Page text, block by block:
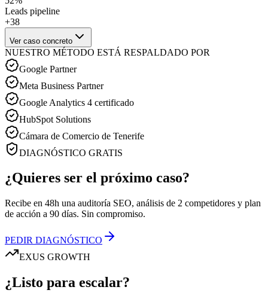
Leads pipeline
+38
Ver caso concreto
NUESTRO MÉTODO ESTÁ RESPALDADO POR
Google Partner
Meta Business Partner
Google Analytics 4 certificado
HubSpot Solutions
Cámara de Comercio de Tenerife
DIAGNÓSTICO GRATIS
¿Quieres ser el próximo caso?
Recibe en 48h una auditoría SEO, análisis de 2 competidores y plan
de acción a 90 días. Sin compromiso.
PEDIR DIAGNÓSTICO
EXUS GROWTH
¿Listo para escalar?